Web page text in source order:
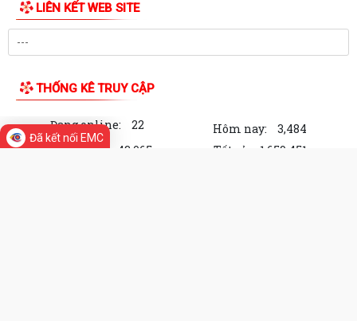
LIÊN KẾT WEB SITE
THỐNG KÊ TRUY CẬP
Đang online: 22 Hôm nay:
3,484
Trong tuần:
43,065 Tất cả: 1,659,451
Đã kết nối EMC